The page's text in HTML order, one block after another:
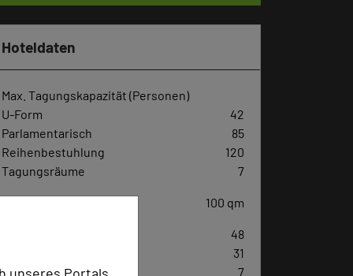
Hoteldaten
Max. Tagungskapazität (Personen)
U-Form
42
Parlamentarisch
85
Reihenbestuhlung
120
Tagungsräume
7
100 qm
48
31
Einzelzimmer
7